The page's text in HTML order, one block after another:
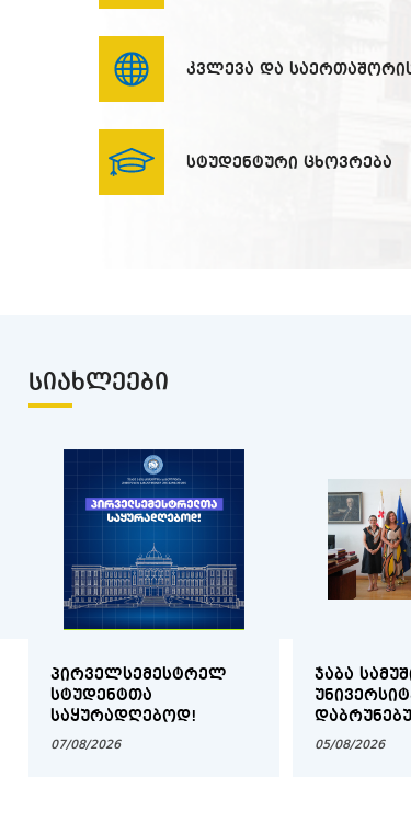
კვლევა და
სტუდენტური ცხოვრება
ᲡᲘᲐᲮᲚᲔᲔᲑᲘ
ᲞᲘᲠᲕᲔᲚᲡᲔᲛᲔᲡᲢᲠᲔᲚ
ᲡᲢᲣᲓᲔᲜᲢᲗᲐ
ᲡᲐᲧᲣᲠᲐᲓᲦᲔᲑᲝᲓ!
07/08/2026
ᲯᲐᲑᲐ
05/08/2026